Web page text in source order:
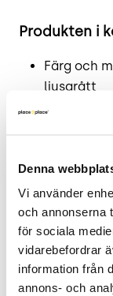
Denna
Vi använder
och annonserna
för sociala
vidarebefordrar
information från
annons- och
Produkten i
Färg och
ljusgrått
Mått:
Mer om
Begagnat
inte bara ger
trivsam plats
ljusgrå